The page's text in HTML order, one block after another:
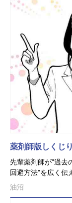
薬剤師版しくじ
先輩薬剤師が"過去
回避方法"を広く伝
油沼